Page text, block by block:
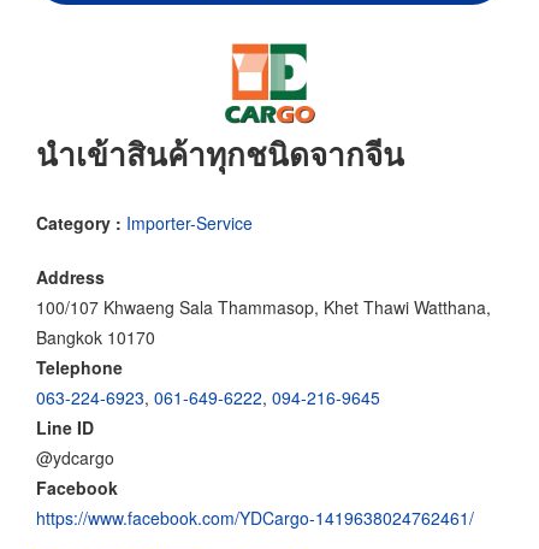
นำเข้าสินค้าทุกชนิดจากจีน
Category : Importer-Service
Address
100/107 Khwaeng Sala Thammasop, Khet Thawi Watthana,
Bangkok 10170
Telephone
063-224-6923, 061-649-6222, 094-216-9645
Line ID
@ydcargo
Facebook
https://www.facebook.com/YDCargo-1419638024762461/